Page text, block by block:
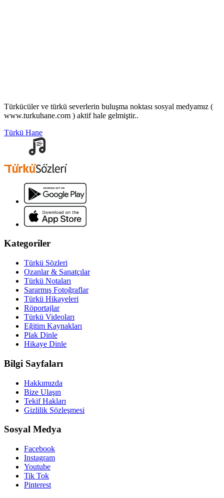
Türkücüler ve türkü severlerin buluşma noktası sosyal medyamız (
www.turkuhane.com ) aktif hale gelmiştir..
Türkü Hane
Kategoriler
Türkü Sözleri
Ozanlar & Sanatçılar
Türkü Notaları
Sararmış Fotoğraflar
Türkü Hikayeleri
Röportajlar
Türkü Videoları
Eğitim Kaynakları
Plak Dinle
Hikaye Dinle
Bilgi Sayfaları
Hakkımızda
Bize Ulaşın
Tekif Hakları
Gizlilik Sözleşmesi
Sosyal Medya
Facebook
Instagram
Youtube
Tik Tok
Pinterest